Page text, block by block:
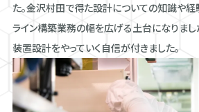
た。金沢村田で得た設計についての知識や
ライン構築業務の幅を広げる土台になりまし
装置設計をやっていく自信が付きました。